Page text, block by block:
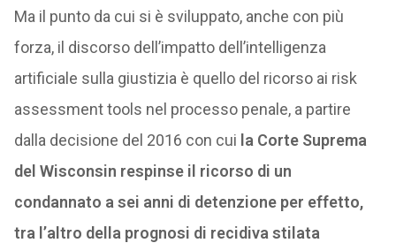
Ma il punto da cui si è sviluppato, anche con più
forza, il discorso dell’impatto dell’intelligenza
artificiale sulla giustizia è quello del ricorso ai risk
assessment tools nel processo penale, a partire
dalla decisione del 2016 con cui la Corte Suprema
del Wisconsin respinse il ricorso di un
condannato a sei anni di detenzione per effetto,
tra l’altro della prognosi di recidiva stilata